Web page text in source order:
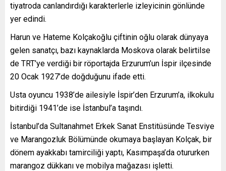
tiyatroda canlandırdığı karakterlerle izleyicinin gönlünde
yer edindi.
Harun ve Hateme Kolçakoğlu çiftinin oğlu olarak dünyaya
gelen sanatçı, bazı kaynaklarda Moskova olarak belirtilse
de TRT’ye verdiği bir röportajda Erzurum’un İspir ilçesinde
20 Ocak 1927’de doğduğunu ifade etti.
Usta oyuncu 1938’de ailesiyle İspir’den Erzurum’a, ilkokulu
bitirdiği 1941’de ise İstanbul’a taşındı.
İstanbul’da Sultanahmet Erkek Sanat Enstitüsünde Tesviye
ve Marangozluk Bölümünde okumaya başlayan Kolçak, bir
dönem ayakkabı tamirciliği yaptı, Kasımpaşa’da otururken
marangoz dükkanı ve mobilya mağazası işletti.